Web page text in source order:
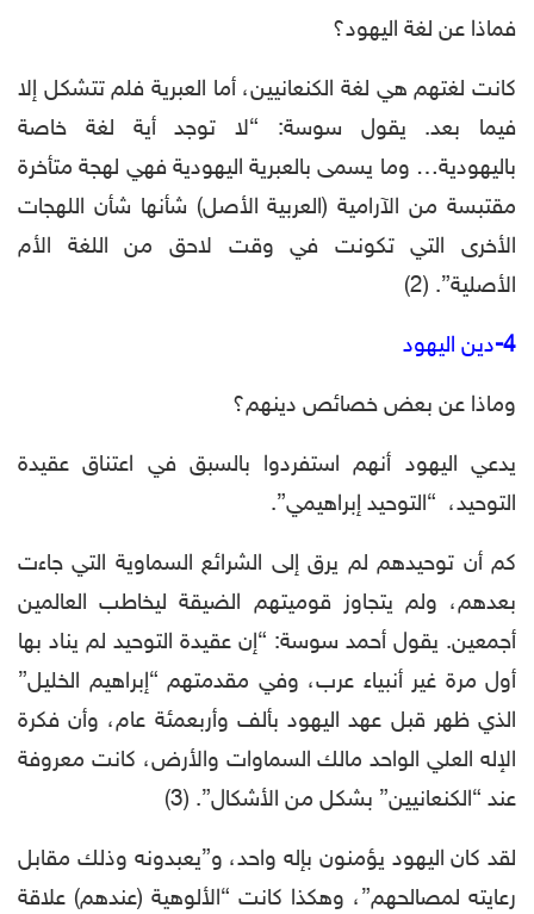
فماذا عن لغة اليهود؟
كانت لغتهم هي لغة الكنعانيين، أما العبرية فلم تتشكل إلا
فيما بعد. يقول سوسة: “لا توجد أية لغة خاصة
باليهودية… وما يسمى بالعبرية اليهودية فهي لهجة متأخرة
مقتبسة من الآرامية (العربية الأصل) شأنها شأن اللهجات
الأخرى التي تكونت في وقت لاحق من اللغة الأم
الأصلية”. (2)
4- دين اليهود
وماذا عن بعض خصائص دينهم؟
يدعي اليهود أنهم استفردوا بالسبق في اعتناق عقيدة
التوحيد، “التوحيد إبراهيمي”.
كم أن توحيدهم لم يرق إلى الشرائع السماوية التي جاءت
بعدهم، ولم يتجاوز قوميتهم الضيقة ليخاطب العالمين
أجمعين. يقول أحمد سوسة: “إن عقيدة التوحيد لم يناد بها
أول مرة غير أنبياء عرب، وفي مقدمتهم “إبراهيم الخليل”
الذي ظهر قبل عهد اليهود بألف وأربعمئة عام، وأن فكرة
الإله العلي الواحد مالك السماوات والأرض، كانت معروفة
عند “الكنعانيين” بشكل من الأشكال”. (3)
لقد كان اليهود يؤمنون بإله واحد، و”يعبدونه وذلك مقابل
رعايته لمصالحهم”، وهكذا كانت “الألوهية (عندهم) علاقة